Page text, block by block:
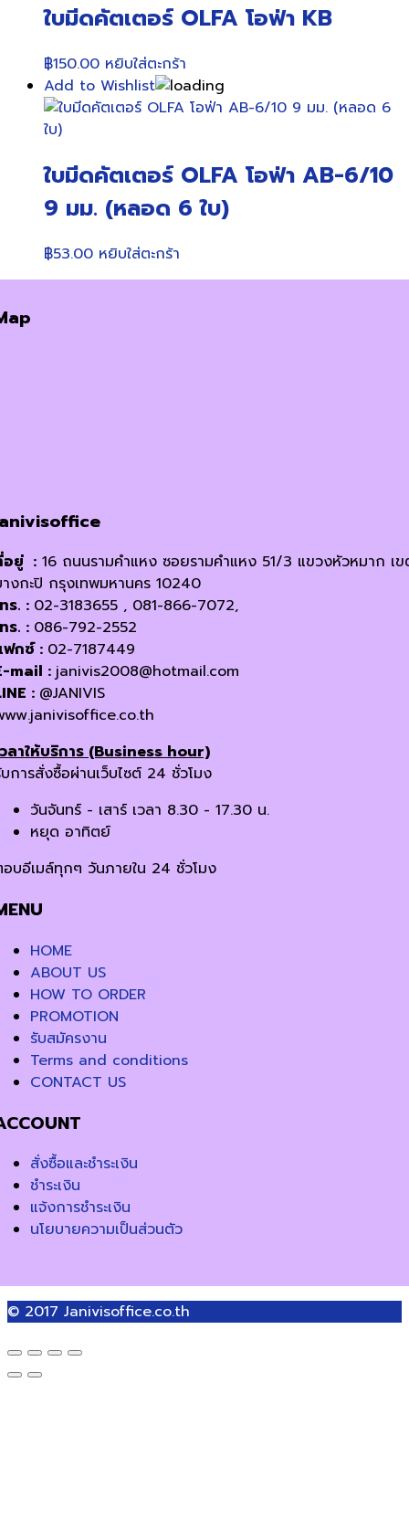
ใบมีดคัตเตอร์ OLFA โอฟ่า KB
฿150.00 หยิบใส่ตะกร้า
Add to Wishlist
ใบมีดคัตเตอร์ OLFA โอฟ่า AB-6/10
9 มม. (หลอด 6 ใบ)
฿53.00 หยิบใส่ตะกร้า
อยู่ : 16 ถนนรามคำแหง ซอยรามคำแหง 51/3 แขวงหัวหมาก เ
งกะปิ กรุงเทพมหานคร 10240
ร. : 02-3183655 , 081-866-7072,
ร. : 086-792-2552
กซ์ : 02-7187449
mail : janivis2008@hotmail.com
: @JANIVIS
ลาให้บริการ (Business hour)
การสั่งซื้อผ่านเว็บไซต์ 24 ชั่วโมง
วันจันทร์ - เสาร์ เวลา 8.30 - 17.30 น.
หยุด อาทิตย์
บอีเมล์ทุกๆ วันภายใน 24 ชั่วโมง
HOME
ABOUT US
HOW TO ORDER
PROMOTION
รับสมัครงาน
Terms and conditions
CONTACT US
สั่งซื้อและชำระเงิน
ชำระเงิน
แจ้งการชำระเงิน
นโยบายความเป็นส่วนตัว
© 2017 Janivisoffice.co.th